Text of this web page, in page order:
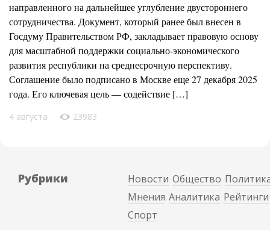
направленного на дальнейшее углубление двустороннего
сотрудничества. Документ, который ранее был внесен в
Госдуму Правительством РФ, закладывает правовую основу
для масштабной поддержки социально-экономического
развития республики на среднесрочную перспективу.
Соглашение было подписано в Москве еще 27 декабря 2025
года. Его ключевая цель — содействие […]
4 августа 23983
Рубрики Новости Общество
Мнения Аналитика Рейтинги
Спорт